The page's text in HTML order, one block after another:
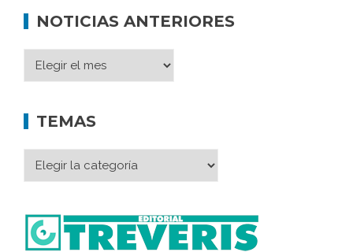
NOTICIAS ANTERIORES
TEMAS